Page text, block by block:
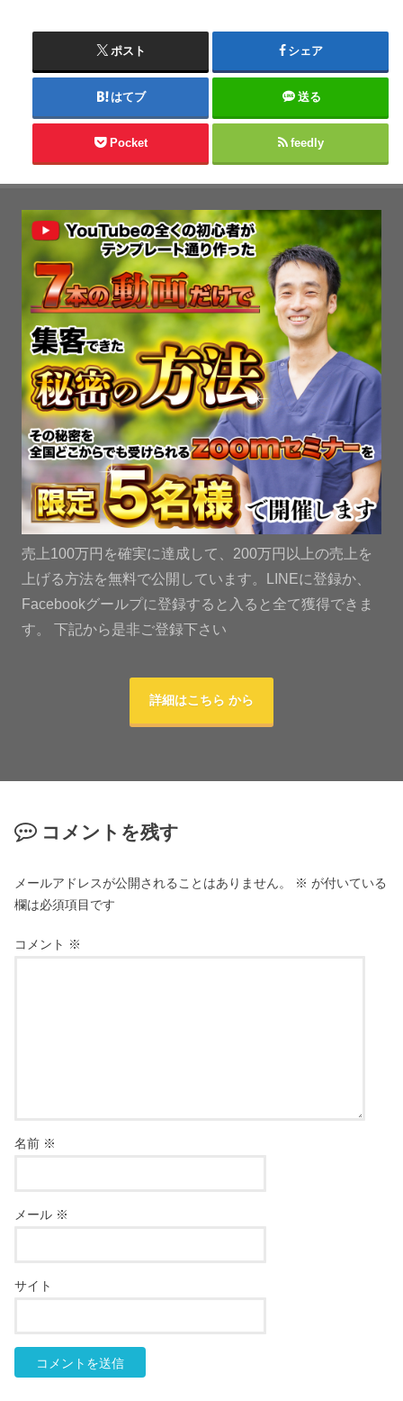
ポスト シェア
はてブ 送る
Pocket feedly
売上100万円を確実に達成して、200万円以上の売上を
上げる方法を無料で公開しています。LINEに登録か、
Facebookグールプに登録すると入ると全て獲得できま
す。 下記から是非ご登録下さい
詳細はこちら から
コメントを残す
メールアドレスが公開されることはありません。 ※ が付いている
欄は必須項目です
コメント ※
名前 ※
メール ※
サイト